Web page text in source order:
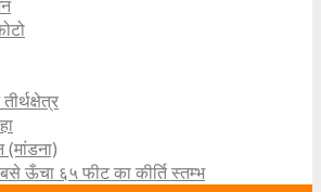
(मांडना)
ऊँचा ६५ फीट का कीर्ति स्तम्भ